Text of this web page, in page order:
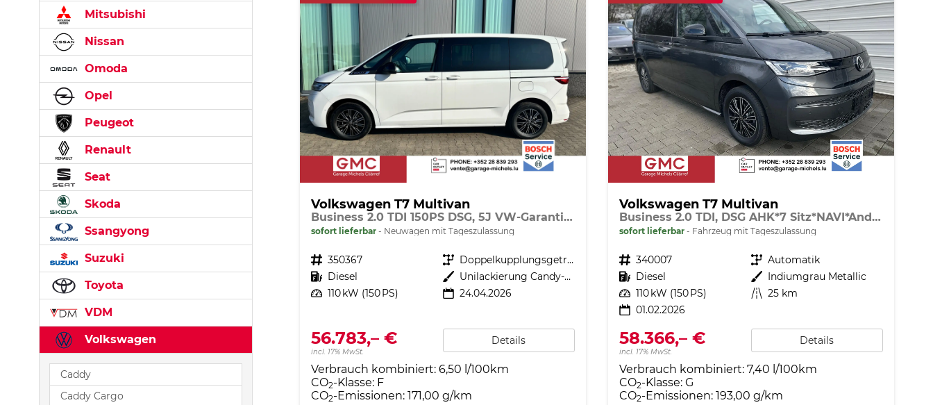
Volkswagen T7 Multivan
Business 2.0 TDI 150PS DSG, 5J VW-Garantie, AHK, Family-Paket, 7-Sitzer+Armlehnen, Sitzheizung Digital Cockpit PRO, 17" ALU, IQ.LIGHT LED-MATRIX, 3ZCLIMATRONIC, PRIVACY-GLAS, Parksensoren v/h, KAMERA, 2x Schiebetüre, ACC, SideAssist, M-Lederlenkrad, Radio 10"
sofort lieferbar Neuwagen mit Tageszulassung
Fahrzeugnr. 350367 Getriebe
Doppelkupplungsgetriebe (DSG)
Kraftstoff Diesel Außenfarbe
Unilackierung Candy-Weiß
Leistung 110 kW (150 PS) 24.04.2026
56.783,– €
incl. 17% MwSt.
Details
Verbrauch kombiniert: 6,50 l/100km
CO2-Klasse: F
CO2-Emissionen: 171,00 g/km
Volkswagen T7 Multivan
Business 2.0 TDI, DSG AHK*7 Sitz*NAVI*Android Auto*SHZ*Matrix*17"*Kamera*3Z Klimaauto*
sofort lieferbar Fahrzeug mit Tageszulassung
Fahrzeugnr. 340007 Getriebe Automatik
Kraftstoff Diesel Außenfarbe
Indiumgrau Metallic
Leistung 110 kW (150 PS) Kilometerstand 25 km
01.02.2026
58.366,– €
incl. 17% MwSt.
Details
Verbrauch kombiniert: 7,40 l/100km
CO2-Klasse: G
CO2-Emissionen: 193,00 g/km
Mitsubishi
Nissan
Omoda
Opel
Peugeot
Renault
Seat
Skoda
Ssangyong
Suzuki
Toyota
VDM
Volkswagen
Caddy
Caddy Cargo